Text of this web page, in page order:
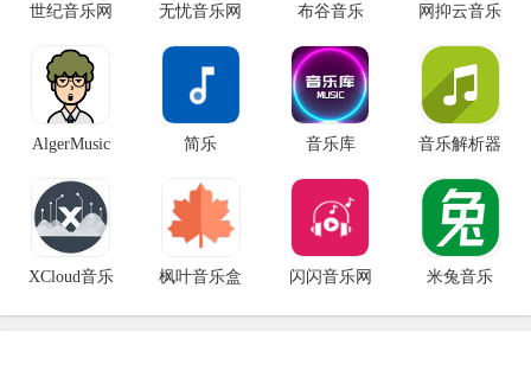
世纪音乐网 无忧音乐网 布谷音乐 网抑云音乐
AlgerMusic 简乐 音乐库 音乐解析器
XCloud音乐 枫叶音乐盒 闪闪音乐网 米兔音乐